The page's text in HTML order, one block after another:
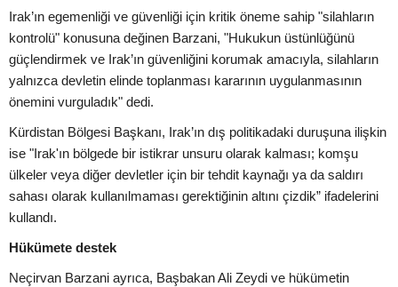
Irak’ın egemenliği ve güvenliği için kritik öneme sahip "silahların
kontrolü" konusuna değinen Barzani, "Hukukun üstünlüğünü
güçlendirmek ve Irak’ın güvenliğini korumak amacıyla, silahların
yalnızca devletin elinde toplanması kararının uygulanmasının
önemini vurguladık" dedi.
Kürdistan Bölgesi Başkanı, Irak’ın dış politikadaki duruşuna ilişkin
ise "Irak'ın bölgede bir istikrar unsuru olarak kalması; komşu
ülkeler veya diğer devletler için bir tehdit kaynağı ya da saldırı
sahası olarak kullanılmaması gerektiğinin altını çizdik” ifadelerini
kullandı.
Hükümete destek
Neçirvan Barzani ayrıca, Başbakan Ali Zeydi ve hükümetin